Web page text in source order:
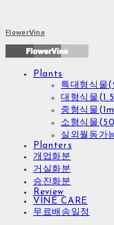
FlowerVine
Plants
특대형식물
대형식물
중형식물
소형식물
실외월동가
Planters
개업화분
거실화분
승진화분
Review
VINE CARE
무료배송일정